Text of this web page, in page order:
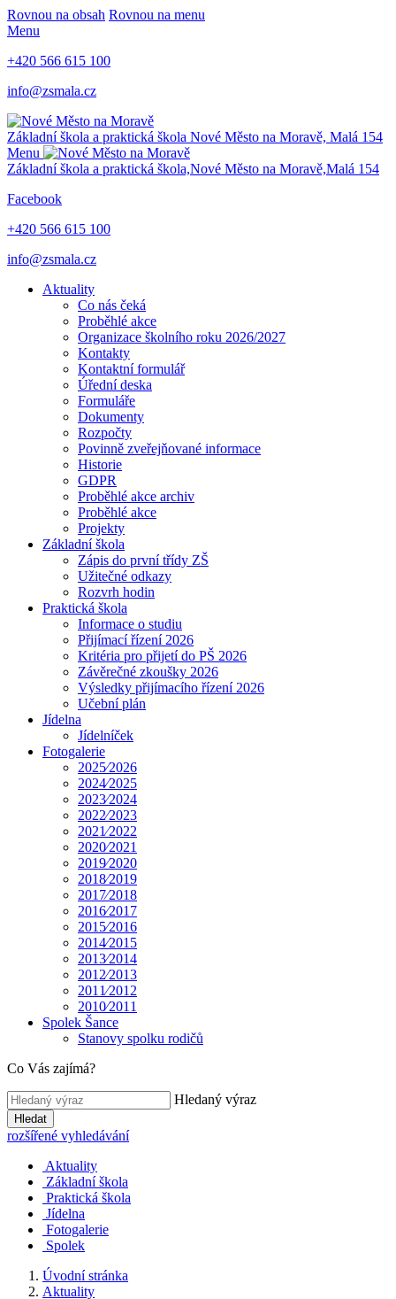
Rovnou na obsah Rovnou na menu
Menu
+420 566 615 100
info@zsmala.cz
Základní škola a praktická škola Nové Město na Moravě, Malá 154
Menu
Základní škola a praktická škola,Nové Město na Moravě,Malá 154
Facebook
+420 566 615 100
info@zsmala.cz
Aktuality
Co nás čeká
Proběhlé akce
Organizace školního roku 2026/2027
Kontakty
Kontaktní formulář
Úřední deska
Formuláře
Dokumenty
Rozpočty
Povinně zveřejňované informace
Historie
GDPR
Proběhlé akce archiv
Proběhlé akce
Projekty
Základní škola
Zápis do první třídy ZŠ
Užitečné odkazy
Rozvrh hodin
Praktická škola
Informace o studiu
Přijímací řízení 2026
Kritéria pro přijetí do PŠ 2026
Závěrečné zkoušky 2026
Výsledky přijímacího řízení 2026
Učební plán
Jídelna
Jídelníček
Fotogalerie
2025⁄2026
2024⁄2025
2023⁄2024
2022⁄2023
2021⁄2022
2020⁄2021
2019⁄2020
2018⁄2019
2017⁄2018
2016⁄2017
2015⁄2016
2014⁄2015
2013⁄2014
2012⁄2013
2011⁄2012
2010⁄2011
Spolek Šance
Stanovy spolku rodičů
Co Vás zajímá?
Hledaný výraz
Hledat
rozšířené vyhledávání
Aktuality
Základní škola
Praktická škola
Jídelna
Fotogalerie
Spolek
Úvodní stránka
Aktuality